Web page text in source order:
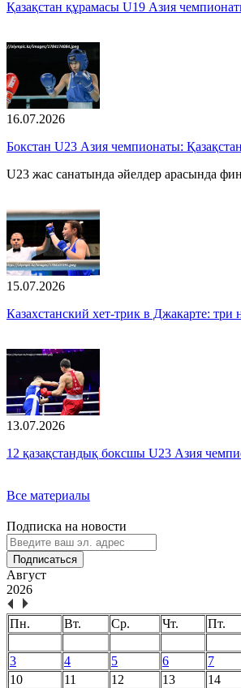
Қазақстан құрамасы U19 Азия
16.07.2026
Бокстан U23 Азия чемпионаты:
U23 жас санатында әйелдер арасында
15.07.2026
Казахстанский хет-трик в Джакарте: три
13.07.2026
12 қазақстандық боксшы U23 Азия
Все материалы
Подписка на новости
Подписаться
Август
2026
Пн. Вт. Ср. Чт. Пт.
3
4 5 6 7
10
11 12 13 14